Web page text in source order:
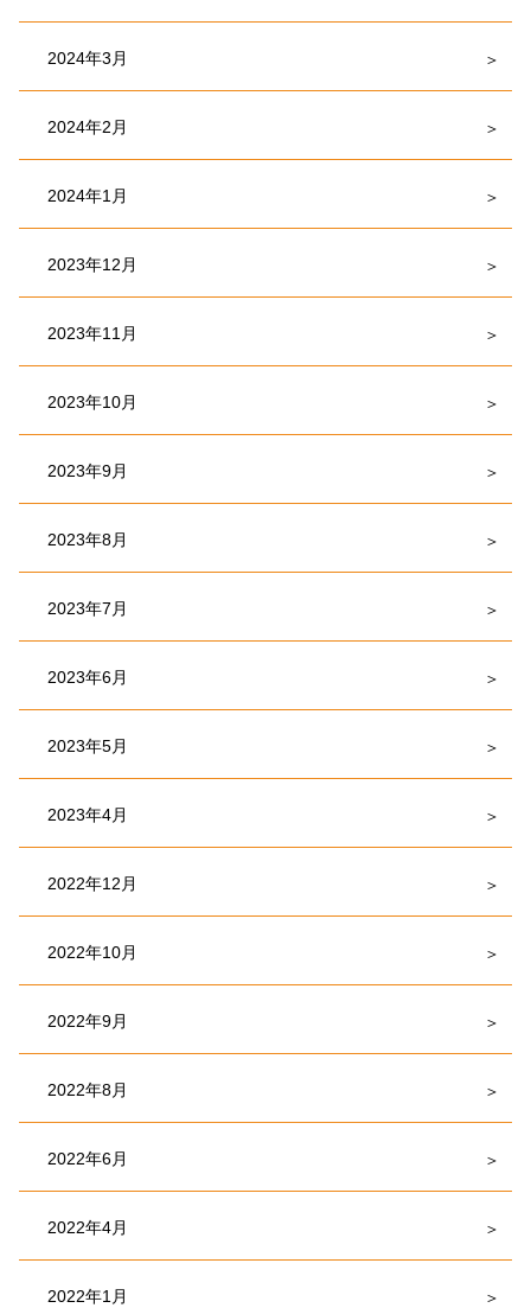
2024年3月
2024年2月
2024年1月
2023年12月
2023年11月
2023年10月
2023年9月
2023年8月
2023年7月
2023年6月
2023年5月
2023年4月
2022年12月
2022年10月
2022年9月
2022年8月
2022年6月
2022年4月
2022年1月